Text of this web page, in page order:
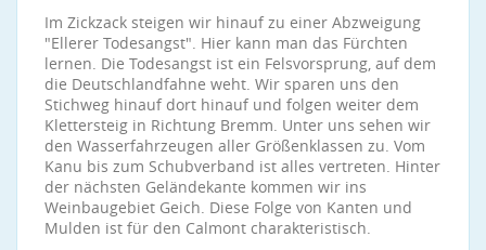
Im Zickzack steigen wir hinauf zu einer Abzweigung
"Ellerer Todesangst". Hier kann man das Fürchten
lernen. Die Todesangst ist ein Felsvorsprung, auf dem
die Deutschlandfahne weht. Wir sparen uns den
Stichweg hinauf dort hinauf und folgen weiter dem
Klettersteig in Richtung Bremm. Unter uns sehen wir
den Wasserfahrzeugen aller Größenklassen zu. Vom
Kanu bis zum Schubverband ist alles vertreten. Hinter
der nächsten Geländekante kommen wir ins
Weinbaugebiet Geich. Diese Folge von Kanten und
Mulden ist für den Calmont charakteristisch.